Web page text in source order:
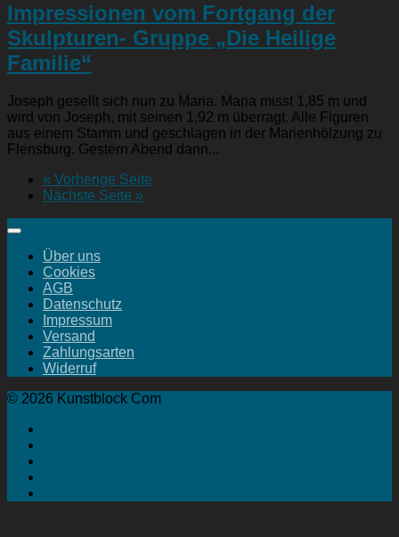
Impressionen vom Fortgang der
Skulpturen- Gruppe „Die Heilige
Familie“
Joseph gesellt sich nun zu Maria. Maria misst 1,85 m und
wird von Joseph, mit seinen 1,92 m überragt. Alle Figuren
aus einem Stamm und geschlagen in der Marienhölzung zu
Flensburg. Gestern Abend dann...
« Vorherige Seite
Nächste Seite »
Über uns
Cookies
AGB
Datenschutz
Impressum
Versand
Zahlungsarten
Widerruf
© 2026 Kunstblock Com